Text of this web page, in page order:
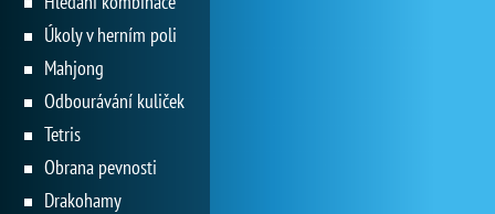
Úkoly v herním poli
Mahjong
Odbourávání kuliček
Tetris
Obrana pevnosti
Drakohamy